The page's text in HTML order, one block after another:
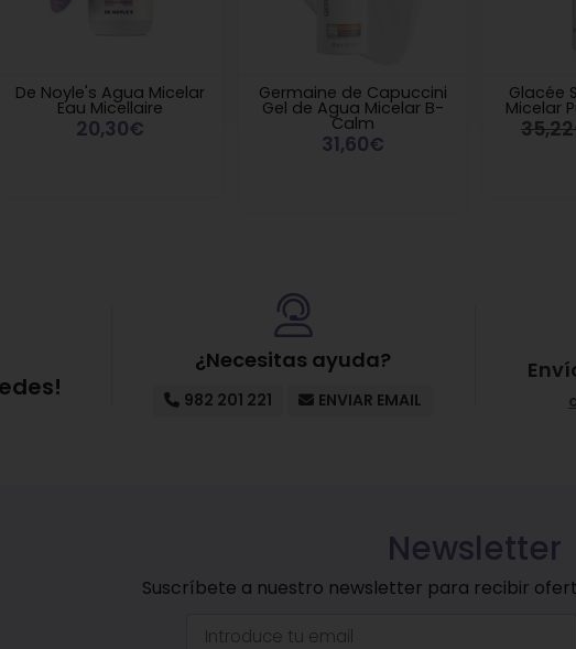
De Noyle's Agua Micelar
Eau Micellaire
20,30€
Germaine de Capuccini
Gel de Agua Micelar B-
Calm
31,60€
Glacée
Micelar
¿Necesitas ayuda?
982 201 221 ENVIAR EMAIL
Newsletter
Suscríbete a nuestro newsletter para recibir